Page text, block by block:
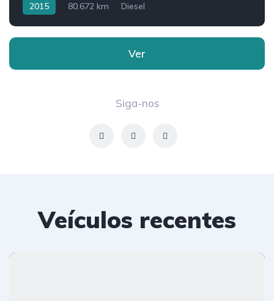
2015 80.672 km Diesel
Siga-nos
Ver
Veículos recentes